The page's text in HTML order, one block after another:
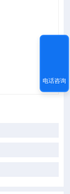
电话咨询